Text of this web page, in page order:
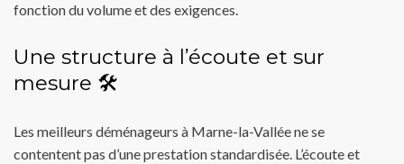
fonction du volume et des exigences.
Une structure à l’écoute et sur
mesure 🛠️
Les meilleurs déménageurs à Marne-la-Vallée ne se
contentent pas d’une prestation standardisée. L’écoute et